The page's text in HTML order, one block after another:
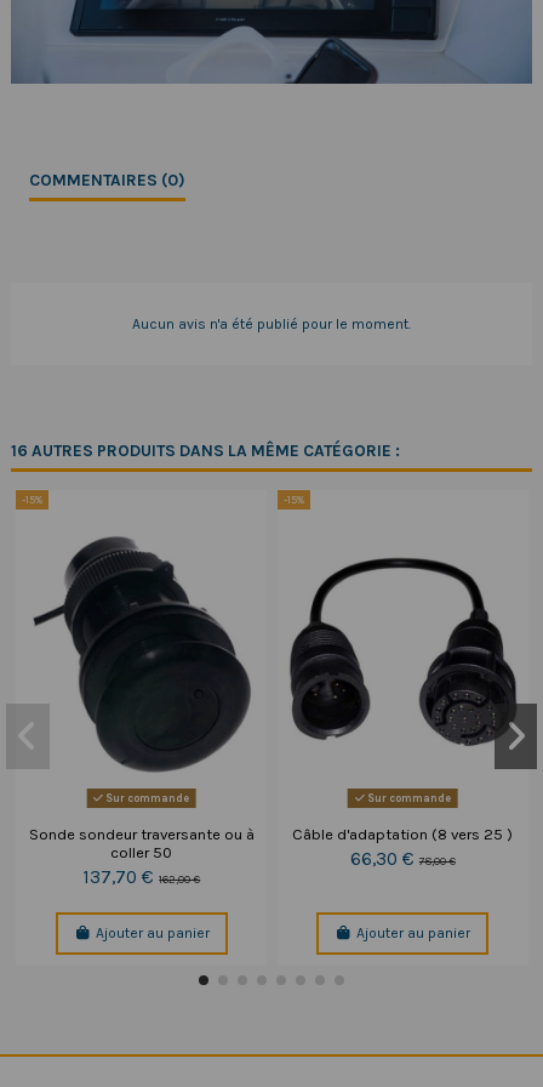
COMMENTAIRES (0)
Aucun avis n'a été publié pour le moment.
16 AUTRES PRODUITS DANS LA MÊME CATÉGORIE :
-15%
Sur commande
Sonde sondeur traversante ou à
coller 50
137,70 €162,00 €
Ajouter au panier
-15%
Sur commande
Câble d'adaptation (8 vers 25 )
66,30 €78,00 €
Ajouter au panier